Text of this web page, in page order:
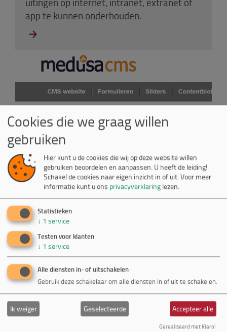
app te kunnen onderhouden.
WordPress CMS
Als je meer wilt met WordPress. Een goed
ontwerp, eigen themes, maatwerkmodules
en goede beveiliging.
Maatwerk
Cookies die we graag willen
gebruiken
Hier kunt u de cookies die wij op deze website willen
gebruiken beoordelen en aanpassen. U heeft de leiding!
Schakel de cookies naar eigen inzicht in of uit. Voor meer
informatie kunt u ons privacyverklaring lezen.
Statistieken
↓ 1 service
Testen voor klanten
↓ 1 service
Alle diensten in- of uitschakelen
Gebruik deze schakelaar om alle diensten in of uit te schakelen.
Ik weiger Geselecteerde Accepteer alle
Gerealiseerd met Klaro!